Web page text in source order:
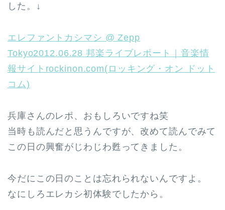
した。↓
エレファントカシマシ @ Zepp
Tokyo2012.06.28 邦楽ライブレポート｜音楽情
報サイトrockinon.com(ロッキング・オン ドット
コム)
兵庫さんのレポ、おもしろいですね笑
当時も読んだと思うんですが、改めて読んでみて
この日の興奮がじわじわ甦ってきました。
今だにこの日のことは忘れられないんですよ。
なにしろエレカシ初体験でしたから。